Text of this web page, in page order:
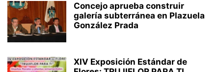
Concejo aprueba construir
galería subterránea en Plazuela
González Prada
XIV Exposición Estándar de